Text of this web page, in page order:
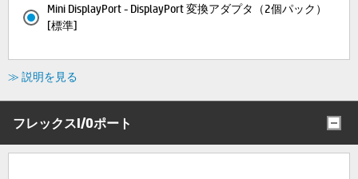
Mini DisplayPort - DisplayPort 変換アダプタ（2個パック）
[標準]
≫ 説明を見る
フレックスI/Oポート